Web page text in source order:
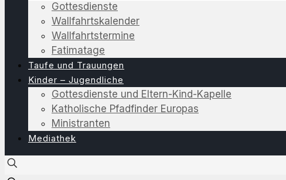
Gottesdienste
Wallfahrtskalender
Wallfahrtstermine
Fatimatage
Taufe und Trauungen
Kinder – Jugendliche
Gottesdienste und Eltern-Kind-Kapelle
Katholische Pfadfinder Europas
Ministranten
Mediathek